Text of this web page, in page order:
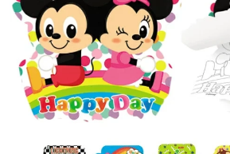
Mã khuyến mãi:
Điều kiện: